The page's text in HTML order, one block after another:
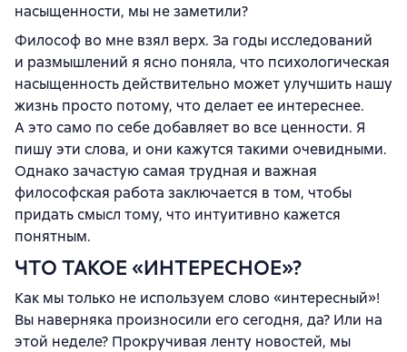
насыщенности, мы не заметили?
Философ во мне взял верх. За годы исследований
и размышлений я ясно поняла, что психологическая
насыщенность действительно может улучшить нашу
жизнь просто потому, что делает ее интереснее.
А это само по себе добавляет во все ценности. Я
пишу эти слова, и они кажутся такими очевидными.
Однако зачастую самая трудная и важная
философская работа заключается в том, чтобы
придать смысл тому, что интуитивно кажется
понятным.
ЧТО ТАКОЕ «ИНТЕРЕСНОЕ»?
Как мы только не используем слово «интересный»!
Вы наверняка произносили его сегодня, да? Или на
этой неделе? Прокручивая ленту новостей, мы